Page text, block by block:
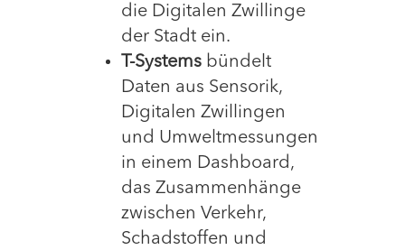
die Digitalen Zwillinge
der Stadt ein.
T-Systems bündelt
Daten aus Sensorik,
Digitalen Zwillingen
und Umweltmessungen
in einem Dashboard,
das Zusammenhänge
zwischen Verkehr,
Schadstoffen und